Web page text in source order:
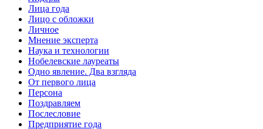
Лица года
Лицо с обложки
Личное
Мнение эксперта
Наука и технологии
Нобелевские лауреаты
Одно явление. Два взгляда
От первого лица
Персона
Поздравляем
Послесловие
Предприятие года